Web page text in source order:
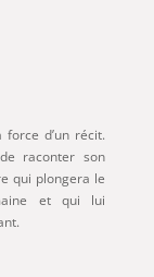
d’un récit.
raconter son
qui plongera le
et qui lui